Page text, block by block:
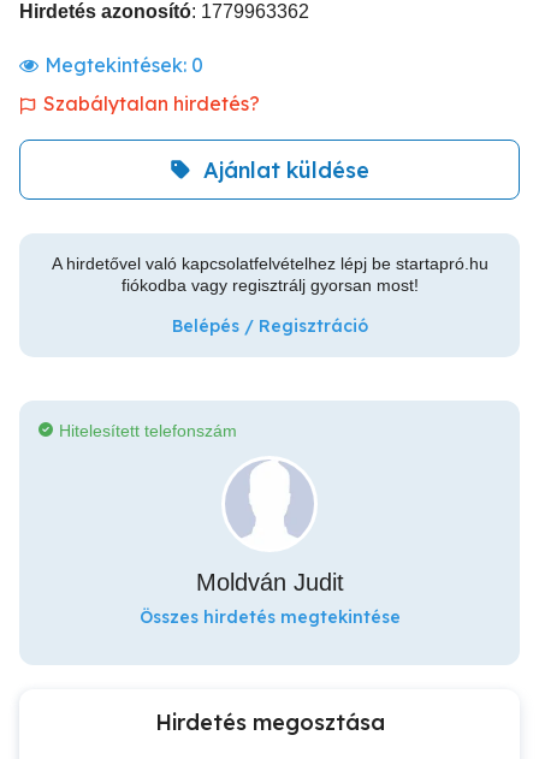
Hirdetés azonosító: 1779963362
Megtekintések: 0
Szabálytalan hirdetés?
Ajánlat küldése
A hirdetővel való kapcsolatfelvételhez lépj be startapró.hu
fiókodba vagy regisztrálj gyorsan most!
Belépés / Regisztráció
Hitelesített telefonszám
Moldván Judit
Összes hirdetés megtekintése
Hirdetés megosztása